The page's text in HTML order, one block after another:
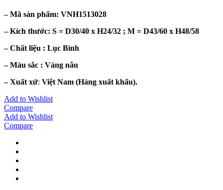
– Mã sản phẩm: VNH1513028
– Kích thước: S = D30/40 x H24/32 ; M = D43/60 x H48/58
– Chất liệu : Lục Bình
– Màu sắc : Vàng nâu
– Xuất xứ: Việt Nam (Hàng xuất khẩu).
Add to Wishlist
Compare
Add to Wishlist
Compare